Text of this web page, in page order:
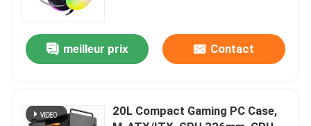
meilleur prix Contact
20L Compact Gaming PC Case,